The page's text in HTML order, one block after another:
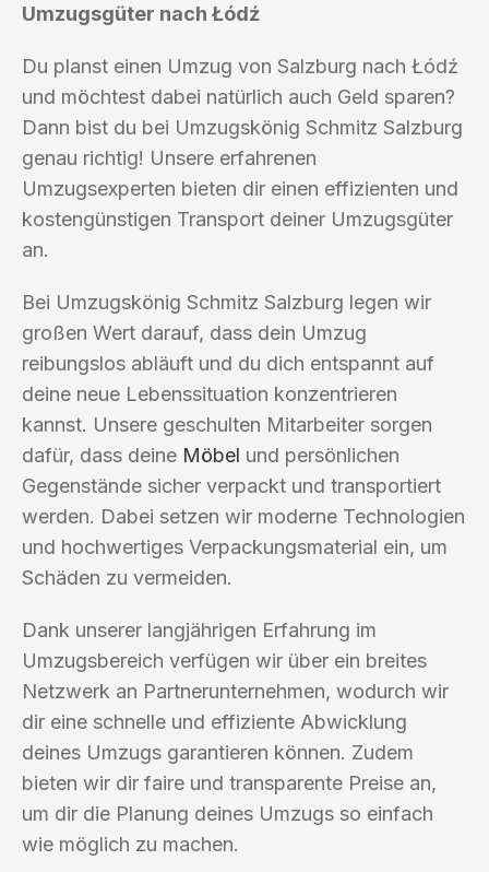
Umzugsgüter nach Łódź
Du planst einen Umzug von Salzburg nach Łódź
und möchtest dabei natürlich auch Geld sparen?
Dann bist du bei Umzugskönig Schmitz Salzburg
genau richtig! Unsere erfahrenen
Umzugsexperten bieten dir einen effizienten und
kostengünstigen Transport deiner Umzugsgüter
an.
Bei Umzugskönig Schmitz Salzburg legen wir
großen Wert darauf, dass dein Umzug
reibungslos abläuft und du dich entspannt auf
deine neue Lebenssituation konzentrieren
kannst. Unsere geschulten Mitarbeiter sorgen
dafür, dass deine Möbel und persönlichen
Gegenstände sicher verpackt und transportiert
werden. Dabei setzen wir moderne Technologien
und hochwertiges Verpackungsmaterial ein, um
Schäden zu vermeiden.
Dank unserer langjährigen Erfahrung im
Umzugsbereich verfügen wir über ein breites
Netzwerk an Partnerunternehmen, wodurch wir
dir eine schnelle und effiziente Abwicklung
deines Umzugs garantieren können. Zudem
bieten wir dir faire und transparente Preise an,
um dir die Planung deines Umzugs so einfach
wie möglich zu machen.